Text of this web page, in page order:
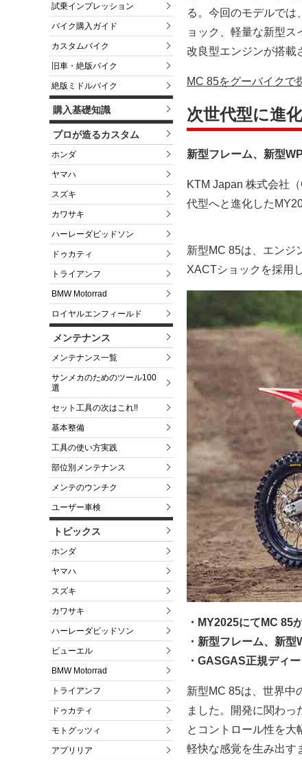
試乗インプレッション
バイク購入ガイド
カスタムバイク
旧車・絶版バイク
絶版ミドルバイク
購入基礎知識
プロが造るカスタム
ホンダ
ヤマハ
スズキ
カワサキ
ハーレーダビッドソン
ドゥカティ
トライアンフ
BMW Motorrad
ロイヤルエンフィールド
メンテナンス
メンテナンス一覧
サンメカのためのツール100
選
セット工具の次はこれ!!
基本整備
工具の使い方実践
部位別メンテナンス
メンテのウンチク
ユーザー車検
トピックス
ホンダ
ヤマハ
スズキ
カワサキ
ハーレーダビッドソン
ビューエル
BMW Motorrad
トライアンフ
ドゥカティ
モトグッツィ
アプリリア
る。今回のモデルで
ョック、軽量な新型
改良型エンジンが搭載
MC 85をグーバイクで
次世代型に進
新型フレーム、新型
KTM Japan 株式会社
代型へと進化した
新型MC 85は、エンジ
XACTショックを採用
・MY2025にてMC 85
・新型フレーム、新
・GASGAS正規ディ
新型MC 85は、世界中
ました。開発に関わっ
とコントロール性を大
軽快な感覚を生み出す